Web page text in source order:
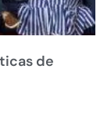
de